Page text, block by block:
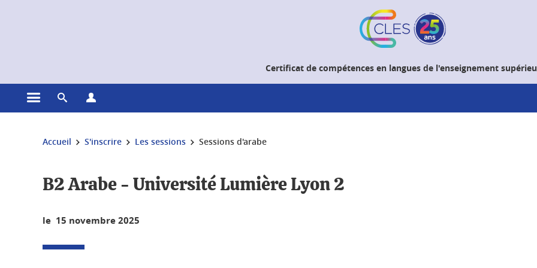
Certificat de compétences en langues de l'enseignement
Ouvrir le menu principal
Ouvrir le moteur de recherche
Vous êtes ici :
Accueil S'inscrire Les sessions Sessions d'arabe
B2 Arabe - Université Lumière Lyon 2
le 15 novembre 2025